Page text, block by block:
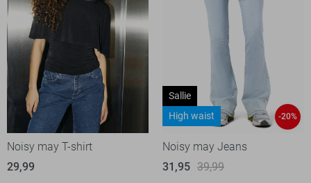
Noisy may T-shirt
29,99
Sallie
High waist
-20%
Noisy may Jeans
31,95 39,99